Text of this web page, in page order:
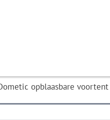
opblaasbare